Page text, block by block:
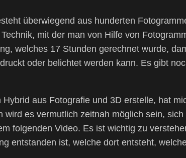
überwiegend aus hunderten
mit der man von Hilfe von
welches 17 Stunden gerechnet wurde,
oder belichtet werden kann. Es gibt
Hybrid aus Fotografie und 3D erstelle, hat
wird es vermutlich zeitnah möglich sein,
folgenden Video. Es ist wichtig zu
entstanden ist, welche dort entsteht,